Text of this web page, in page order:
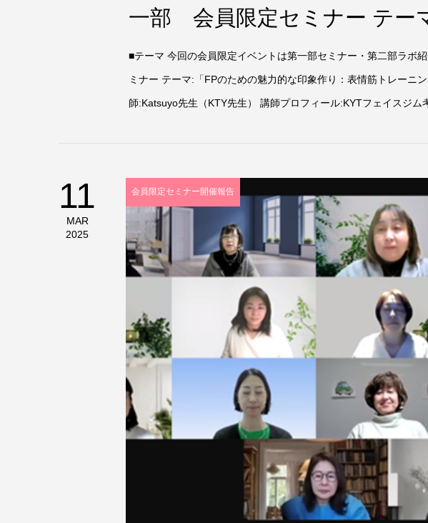
一部 会員限定セミナー テー
な印象作り：表情筋トレーニ
部 ラボ紹介
■テーマ 今回の会員限定イベントは第一部セミナー・第二部ラ
ミナー テーマ:「FPのための魅力的な印象作り：表情筋トレー
師:Katsuyo先生（KTY先生） 講師プロフィール:KYTフェイスジム
11
MAR
2025
会員限定セミナー開催報告